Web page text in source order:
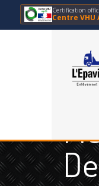
Certification
Centre VHU